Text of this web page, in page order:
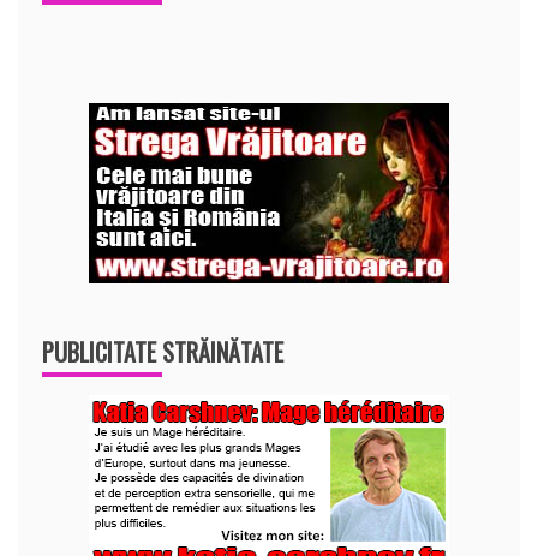
PUBLICITATE STRĂINĂTATE